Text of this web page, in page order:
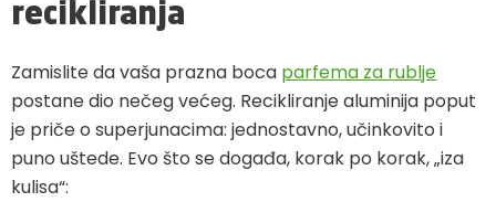
recikliranja
Zamislite da vaša prazna boca parfema za rublje
postane dio nečeg većeg. Recikliranje aluminija poput
je priče o superjunacima: jednostavno, učinkovito i
puno uštede. Evo što se događa, korak po korak, „iza
kulisa“: